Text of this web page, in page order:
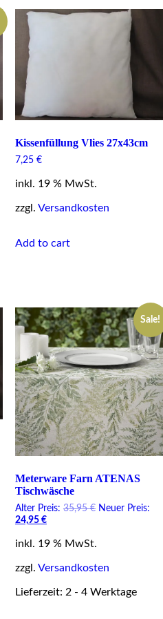
Kissenfüllung Vlies 27x43cm
7,25 €
inkl. 19 % MwSt.
zzgl. Versandkosten
Add to cart
Sale!
Meterware Farn ATENAS
Tischwäsche
Alter Preis: 35,95€ Original
Neuer Preis:
24,95 €Current
is:
inkl. 19 % MwSt.
zzgl. Versandkosten
Lieferzeit: 2 - 4 Werktage